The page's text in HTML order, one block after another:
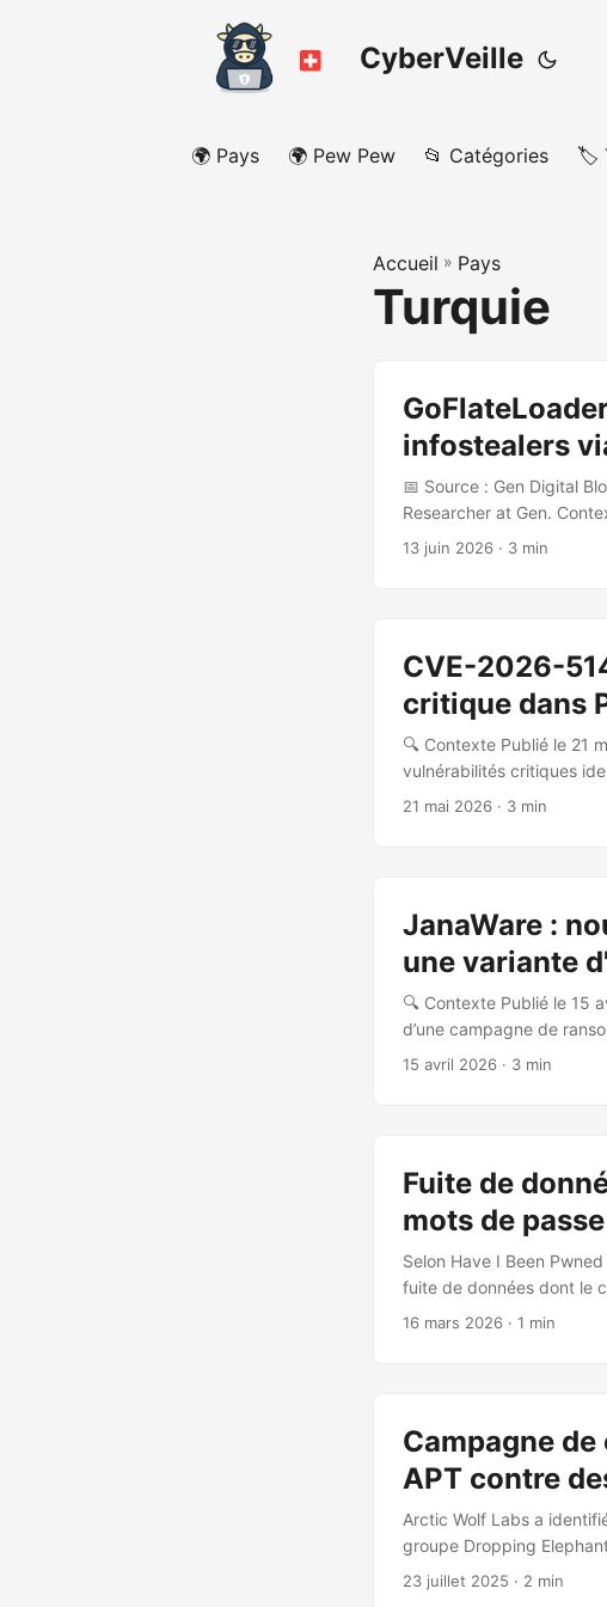
CyberVeille
🌍 Pays 🌍 Pew Pew 📂 Catégories 🏷️
Accueil » Pays
Turquie
infostealers
📅 Source : Gen Digital
Researcher at Gen.
Gen Threat Labs depuis
13 juin 2026 · 3 min
CVE-2026-
critique dans
🔍 Contexte Publié le 21
vulnérabilités critiques
maintenue par TÜBİTAK
21 mai 2026 · 3 min
JanaWare :
une variante
🔍 Contexte Publié le 15
d’une campagne de
toujours en activité en
15 avril 2026 · 3 min
Fuite de
mots de
Selon Have I Been
fuite de données dont le
1,2 million d’adresses
16 mars 2026 · 1 min
Campagne
APT contre
Arctic Wolf Labs a
groupe Dropping
techniques de spear-
23 juillet 2025 · 2 min